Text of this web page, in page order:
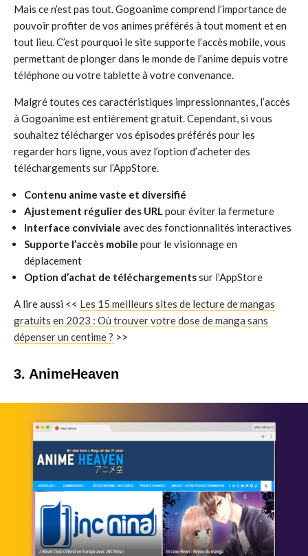
Mais ce n’est pas tout. Gogoanime comprend l’importance de
pouvoir profiter de vos animes préférés à tout moment et en
tout lieu. C’est pourquoi le site supporte l’accès mobile, vous
permettant de plonger dans le monde de l’anime depuis votre
téléphone ou votre tablette à votre convenance.
Malgré toutes ces caractéristiques impressionnantes, l’accès
à Gogoanime est entièrement gratuit. Cependant, si vous
souhaitez télécharger vos épisodes préférés pour les
regarder hors ligne, vous avez l’option d’acheter des
téléchargements sur l’AppStore.
Contenu anime vaste et diversifié
Ajustement régulier des URLpour éviter la fermeture
Interface conviviale avec des fonctionnalités interactives
Supporte l’accès mobile pour le visionnage en
déplacement
Option d’achat de téléchargementssur l’AppStore
A lire aussi << Les 15 meilleurs sites de lecture de mangas
gratuits en 2023 : Où trouver votre dose de manga sans
dépenser un centime ? >>
3. AnimeHeaven